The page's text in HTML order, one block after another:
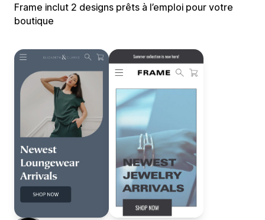
Frame inclut 2 designs prêts à l’emploi pour votre
boutique